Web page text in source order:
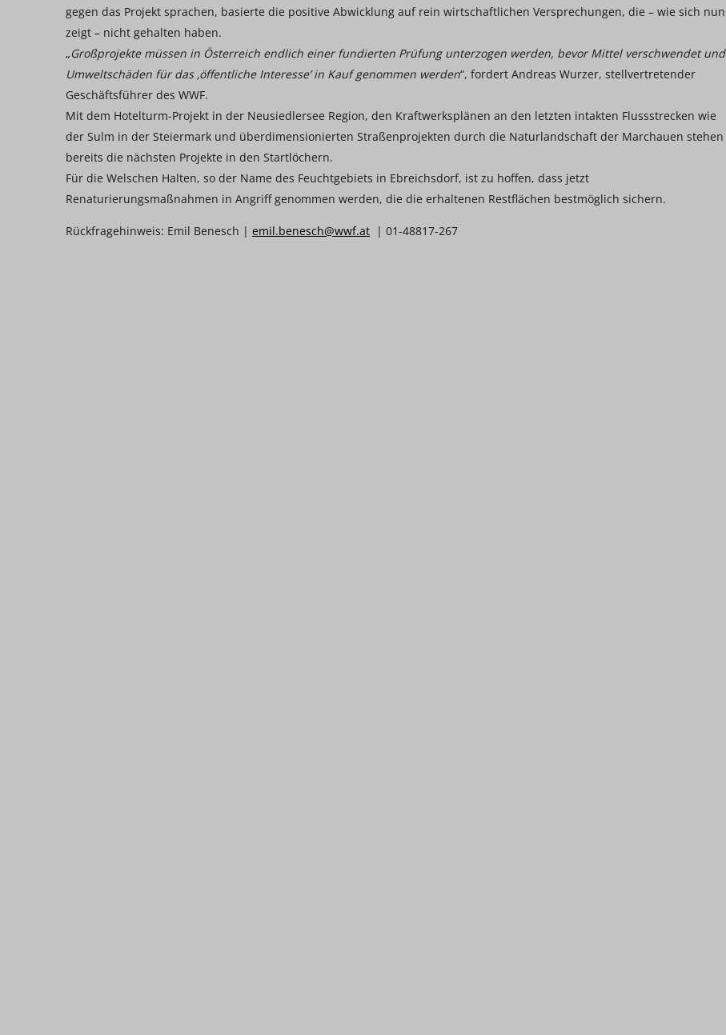
gegen das Projekt sprachen, basierte die positive Abwicklung auf rein wirtschaftlichen Versprechungen, die – wie sich nun
zeigt – nicht gehalten haben.
„Großprojekte müssen in Österreich endlich einer fundierten Prüfung unterzogen werden, bevor Mittel verschwendet und
Umweltschäden für das ‚öffentliche Interesse’ in Kauf genommen werden“, fordert Andreas Wurzer, stellvertretender
Geschäftsführer des WWF.
Mit dem Hotelturm-Projekt in der Neusiedlersee Region, den Kraftwerksplänen an den letzten intakten Flussstrecken wie
der Sulm in der Steiermark und überdimensionierten Straßenprojekten durch die Naturlandschaft der Marchauen stehen
bereits die nächsten Projekte in den Startlöchern.
Für die Welschen Halten, so der Name des Feuchtgebiets in Ebreichsdorf, ist zu hoffen, dass jetzt
Renaturierungsmaßnahmen in Angriff genommen werden, die die erhaltenen Restflächen bestmöglich sichern.
Rückfragehinweis: Emil Benesch | emil.benesch@wwf.at | 01-48817-267